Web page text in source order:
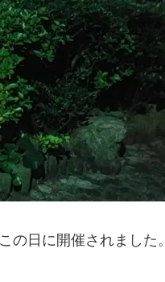
の日に開催されました。